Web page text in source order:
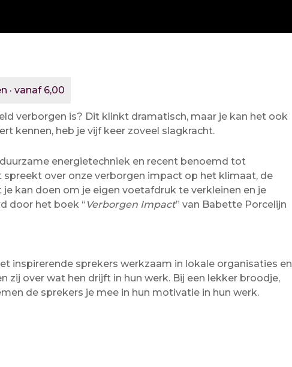
· vanaf 6,00
verborgen is? Dit klinkt dramatisch, maar je kan het ook
kennen, heb je vijf keer zoveel slagkracht.
energietechniek en recent benoemd tot
over onze verborgen impact op het klimaat, de
kan doen om je eigen voetafdruk te verkleinen en je
door het boek “ Verborgen Impact” van Babette Porcelijn
inspirerende sprekers werkzaam in lokale organisaties en
zij over wat hen drijft in hun werk. Bij een lekker broodje,
de sprekers je mee in hun motivatie in hun werk.